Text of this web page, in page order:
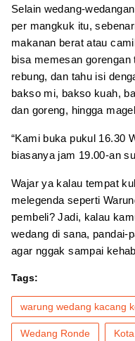
Selain wedang-
per mangkuk itu,
makanan berat atau
bisa memesan
rebung, dan tahu isi
bakso mi, bakso kuah,
dan goreng, hingga
“Kami buka pukul 16.30
biasanya jam 19.00-an
Wajar ya kalau tempat
melegenda seperti
pembeli? Jadi, kalau
wedang di sana, pandai-
agar nggak sampai
Tags:
warung wedang kacang
Wedang Ronde